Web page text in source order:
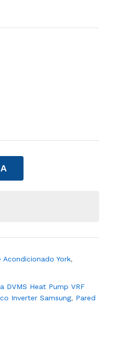
Acondicionado York,
DVMS Heat Pump VRF
Inverter Samsung, Pared